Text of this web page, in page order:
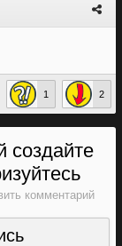
1 2
создайте
комментарий